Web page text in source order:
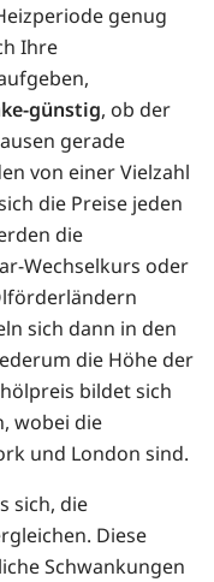
genug
Ihre
günstig, ob der
gerade
von einer Vielzahl
die Preise jeden
die
Wechselkurs oder
sich dann in den
die Höhe der
bildet sich
wobei die
und London sind.
sich, die
Diese
Schwankungen